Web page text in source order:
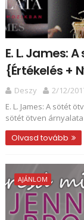
E. L. James:
{Értékelés +
Deszy
2/12/
E. L. James: A sötét
sötét ötven
Olvasd tovább
AJÁNLOM